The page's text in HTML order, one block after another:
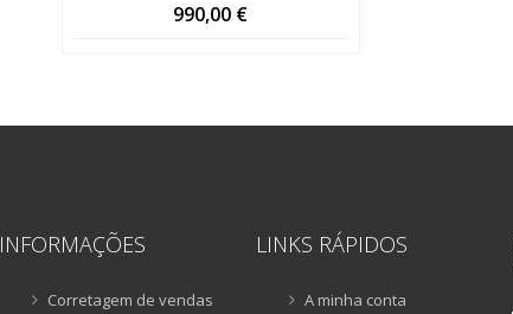
990,00 €
INFORMAÇÕES
Corretagem de vendas
LINKS RÁPIDOS
A minha conta